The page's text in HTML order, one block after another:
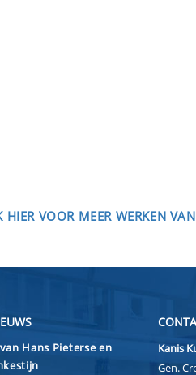
HIER VOOR MEER WERKEN
Hans Pieterse en
Kanis
Gen.